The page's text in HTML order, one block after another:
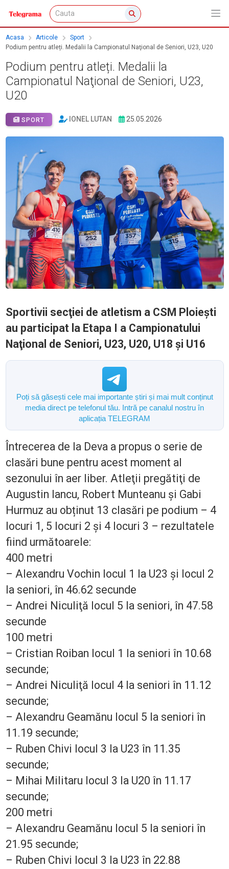
Acasa Articole
Sport
Podium pentru atleți. Medalii la Campionatul Naţional de Seniori, U23, U20
Podium pentru atleți. Medalii la
Campionatul Naţional de Seniori, U23,
U20
SPORT IONEL LUTAN 25.05.2026
Sportivii secţiei de atletism a CSM Ploieşti
au participat la Etapa I a Campionatului
Naţional de Seniori, U23, U20, U18 şi U16
Poți să găsești cele mai importante știri și mai mult conținut
media direct pe telefonul tău. Intră pe canalul nostru în
aplicația TELEGRAM
Întrecerea de la Deva a propus o serie de
clasări bune pentru acest moment al
sezonului în aer liber. Atleţii pregătiţi de
Augustin Iancu, Robert Munteanu şi Gabi
Hurmuz au obținut 13 clasări pe podium – 4
locuri 1, 5 locuri 2 şi 4 locuri 3 – rezultatele
fiind următoarele:
400 metri
– Alexandru Vochin locul 1 la U23 şi locul 2
la seniori, în 46.62 secunde
– Andrei Niculiţă locul 5 la seniori, în 47.58
secunde
100 metri
– Cristian Roiban locul 1 la seniori în 10.68
secunde;
– Andrei Niculiţă locul 4 la seniori în 11.12
secunde;
– Alexandru Geamănu locul 5 la seniori în
11.19 secunde;
– Ruben Chivi locul 3 la U23 în 11.35
secunde;
– Mihai Militaru locul 3 la U20 în 11.17
secunde;
200 metri
– Alexandru Geamănu locul 5 la seniori în
21.95 secunde;
– Ruben Chivi locul 3 la U23 în 22.88